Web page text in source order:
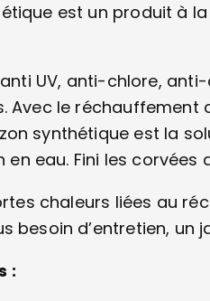
est un produit à
UV, anti-chlore,
Avec le réchauffement
synthétique est la
eau. Fini les
chaleurs liées au
besoin d’entretien, un
: